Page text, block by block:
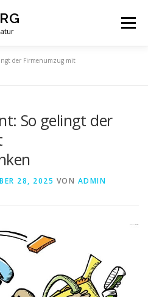
Menü
der Firmenumzug mit
So gelingt der
28, 2025 VON ADMIN